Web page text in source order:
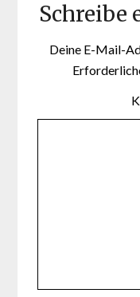
Schreibe
Deine E-Mail-